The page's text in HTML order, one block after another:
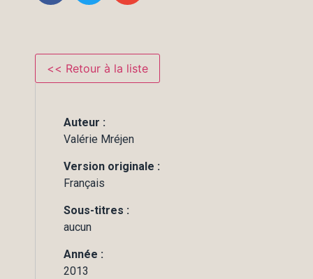
Auteur :
Valérie Mréjen
Version originale :
Français
Sous-titres :
aucun
Année :
2013